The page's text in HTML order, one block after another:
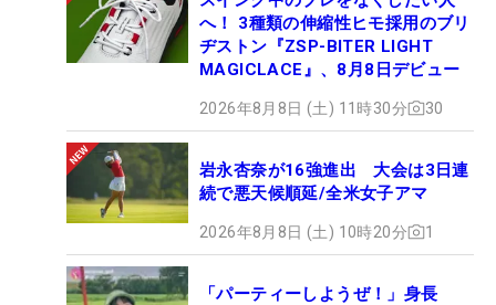
へ！ 3種類の伸縮性ヒモ採用のブリ
ヂストン『ZSP-BITER LIGHT
MAGICLACE』、8月8日デビュー
2026年8月8日 (土) 11時30分 30
岩永杏奈が16強進出 大会は3日連
続で悪天候順延/全米女子アマ
2026年8月8日 (土) 10時20分 1
「パーティーしようぜ！」身長